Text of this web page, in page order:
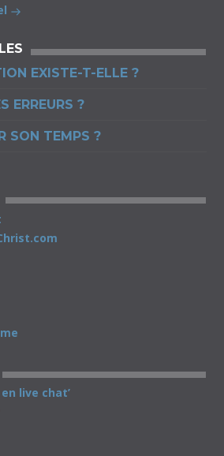
EXISTE-T-ELLE ?
ERREURS ?
SON TEMPS ?
live chat’